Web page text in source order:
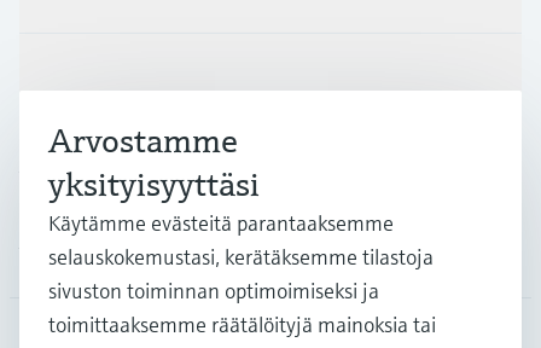
Asiakastuki
Yritys
Arvostamme
yksityisyyttäsi
Käytämme evästeitä parantaaksemme
selauskokemustasi, kerätäksemme tilastoja
sivuston toiminnan optimoimiseksi ja
toimittaaksemme räätälöityjä mainoksia tai